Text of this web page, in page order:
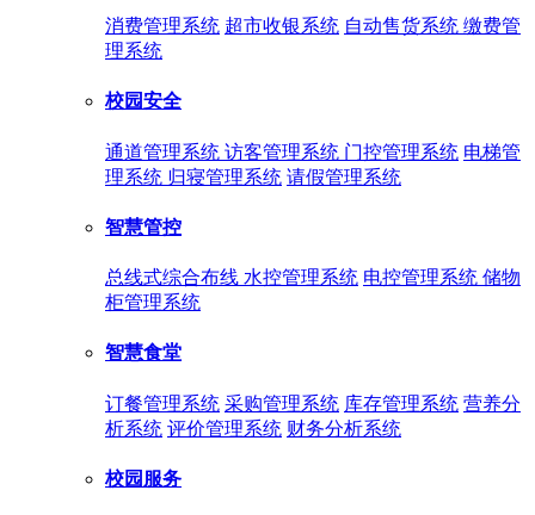
消费管理系统 超市收银系统 自动售货系统 缴费管
理系统
校园安全
通道管理系统 访客管理系统 门控管理系统 电梯管
理系统 归寝管理系统 请假管理系统
智慧管控
总线式综合布线 水控管理系统 电控管理系统 储物
柜管理系统
智慧食堂
订餐管理系统 采购管理系统 库存管理系统 营养分
析系统 评价管理系统 财务分析系统
校园服务